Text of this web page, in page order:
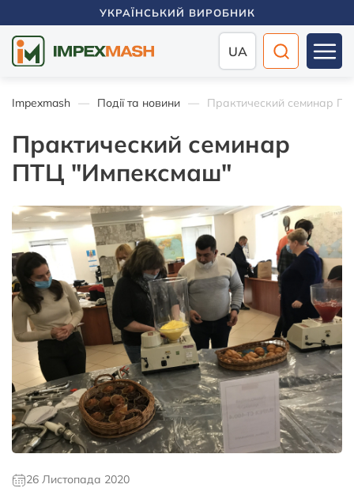
УКРАЇНСЬКИЙ ВИРОБНИК
UA
Impexmash Події та новини Практический семинар
Практический семинар
ПТЦ "Импексмаш"
26 Листопада 2020